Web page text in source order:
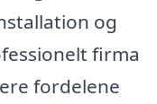
og
firma
fordelene